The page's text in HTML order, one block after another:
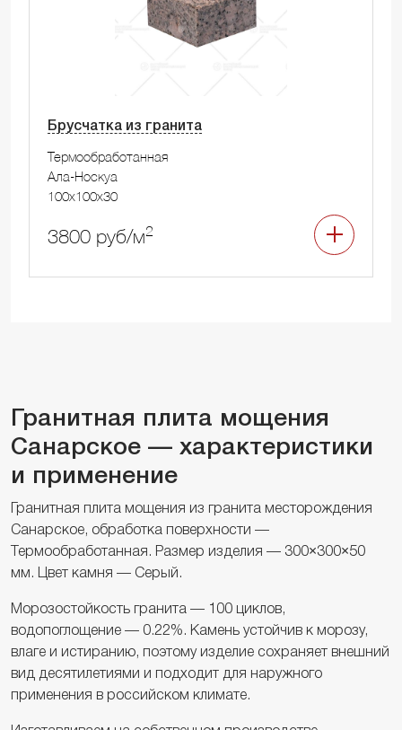
Брусчатка из гранита
Термообработанная
Ала-Носкуа
100x100x30
3800 руб/м2
Гранитная плита мощения
Санарское — характеристики
и применение
Гранитная плита мощения из гранита месторождения
Санарское, обработка поверхности —
Термообработанная. Размер изделия — 300×300×50
мм. Цвет камня — Серый.
Морозостойкость гранита — 100 циклов,
водопоглощение — 0.22%. Камень устойчив к морозу,
влаге и истиранию, поэтому изделие сохраняет внешний
вид десятилетиями и подходит для наружного
применения в российском климате.